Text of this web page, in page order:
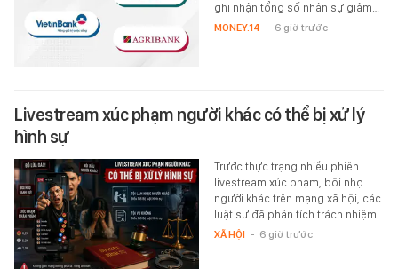
ghi nhận tổng số nhân sự giảm…
MONEY.14 - 6 giờ trước
Livestream xúc phạm người khác có thể bị xử lý
hình sự
Trước thực trạng nhiều phiên
livestream xúc phạm, bôi nhọ
người khác trên mạng xã hội, các
luật sư đã phân tích trách nhiệm…
XÃ HỘI - 6 giờ trước